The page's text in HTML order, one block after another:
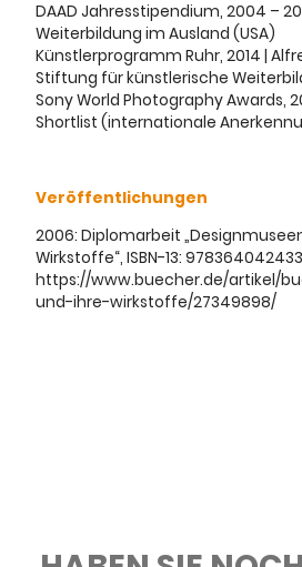
DAAD Jahresstipendium, 2004 –
Weiterbildung im Ausland (USA)
Künstlerprogramm Ruhr, 2014 |
Stiftung für künstlerische
Sony World Photography Awards,
Shortlist (internationale
Veröffentlichungen
2006: Diplomarbeit
Wirkstoffe“, ISBN-13:
https://www.buecher.de/artikel/
und-ihre-wirkstoffe/27349898/